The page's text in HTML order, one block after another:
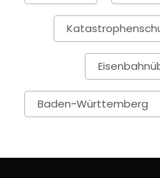
Baden-Württemberg